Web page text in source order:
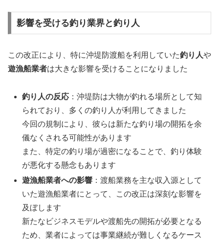
影響を受ける釣り業界と釣り人
この改正により、特に沖堤防渡船を利用していた釣り人や
遊漁船業者は大きな影響を受けることになりました
釣り人の反応 ：沖堤防は大物が釣れる場所として知
られており、多くの釣り人が利用してきました
今回の規制により、彼らは新たな釣り場の開拓を余
儀なくされる可能性があります
また、特定の釣り場が過密になることで、釣り体験
が悪化する懸念もあります
遊漁船業者への影響 ：渡船業務を主な収入源として
いた遊漁船業者にとって、この改正は深刻な影響を
及ぼします
新たなビジネスモデルや渡船先の開拓が必要となる
ため、業者によっては事業継続が難しくなるケース